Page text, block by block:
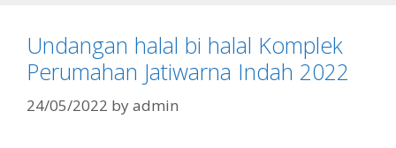
Undangan halal bi halal Komplek
Perumahan Jatiwarna Indah 2022
24/05/2022 byadmin